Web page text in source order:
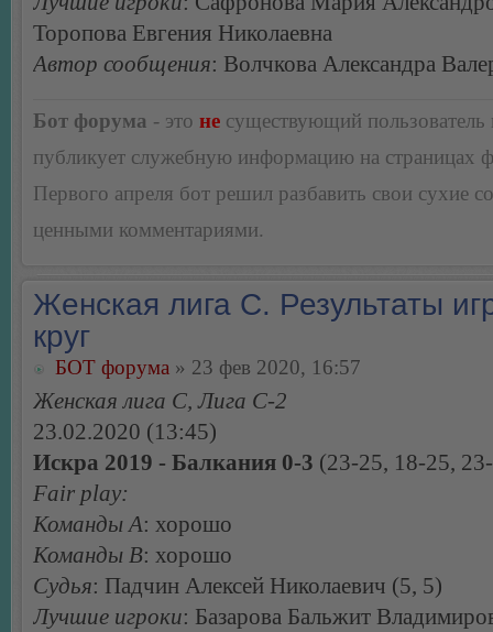
Торопова Евгения Николаевна
Автор сообщения: Волчкова Александра
Бот форума - это не существующий пользователь
публикует служебную информацию на страницах
Первого апреля бот решил разбавить свои сухие
ценными комментариями.
Женская лига С. Результаты
круг
БОТ форума » 23 фев 2020, 16:57
Женская лига С, Лига С-2
23.02.2020 (13:45)
Искра 2019 - Балкания 0-3 (23-25, 18-25,
Fair play:
Команды А: хорошо
Команды В: хорошо
Судья: Падчин Алексей Николаевич (5, 5)
Лучшие игроки: Базарова Бальжит